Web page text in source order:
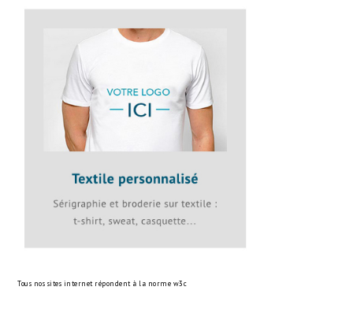
Tous nos sites internet répondent à la norme w3c